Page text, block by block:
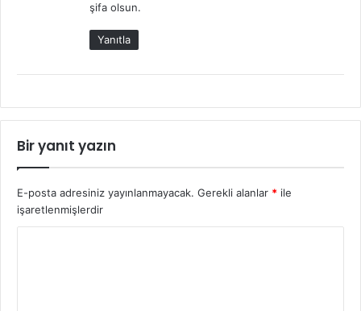
şifa olsun.
Yanıtla
Bir yanıt yazın
E-posta adresiniz yayınlanmayacak. Gerekli alanlar * ile
işaretlenmişlerdir